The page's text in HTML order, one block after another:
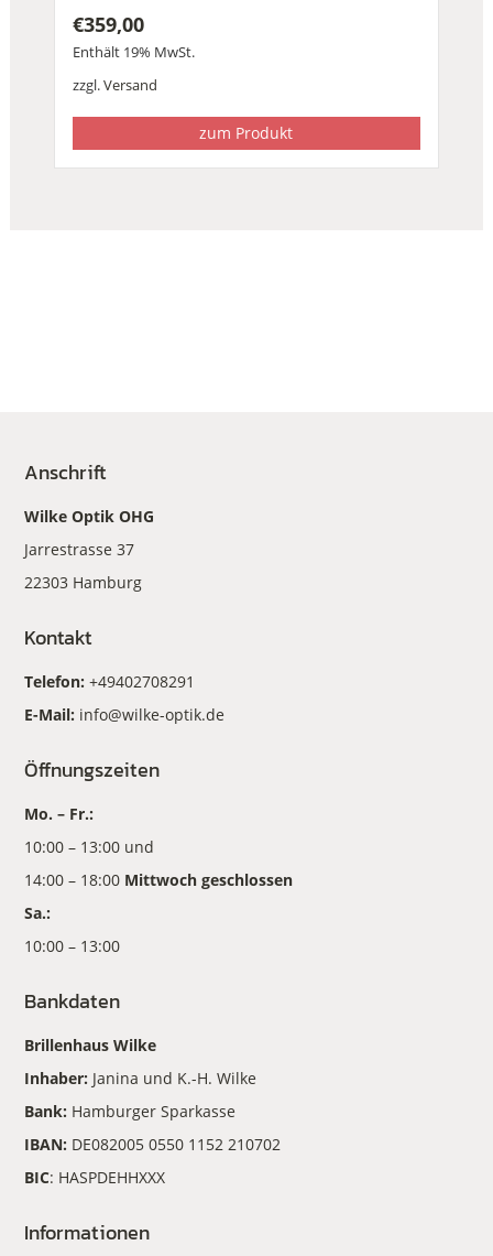
€359,00
Enthält 19% MwSt.
zzgl.Versand
zum Produkt
Anschrift
Wilke Optik OHG
Jarrestrasse 37
22303 Hamburg
Kontakt
Telefon:+49402708291
E-Mail: info@wilke-optik.de
Öffnungszeiten
Mo. – Fr.:
10:00 – 13:00 und
14:00 – 18:00 Mittwoch geschlossen
Sa.:
10:00 – 13:00
Bankdaten
Brillenhaus Wilke
Inhaber: Janina und K.-H. Wilke
Bank: Hamburger Sparkasse
IBAN: DE082005 0550 1152 210702
BIC: HASPDEHHXXX
Informationen